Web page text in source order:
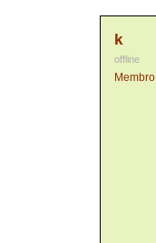
k
offline
Membro